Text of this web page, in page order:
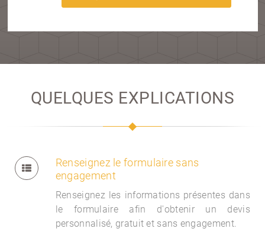
QUELQUES EXPLICATIONS
Renseignez le formulaire sans
engagement
Renseignez les informations présentes dans
le formulaire afin d'obtenir un devis
personnalisé, gratuit et sans engagement.